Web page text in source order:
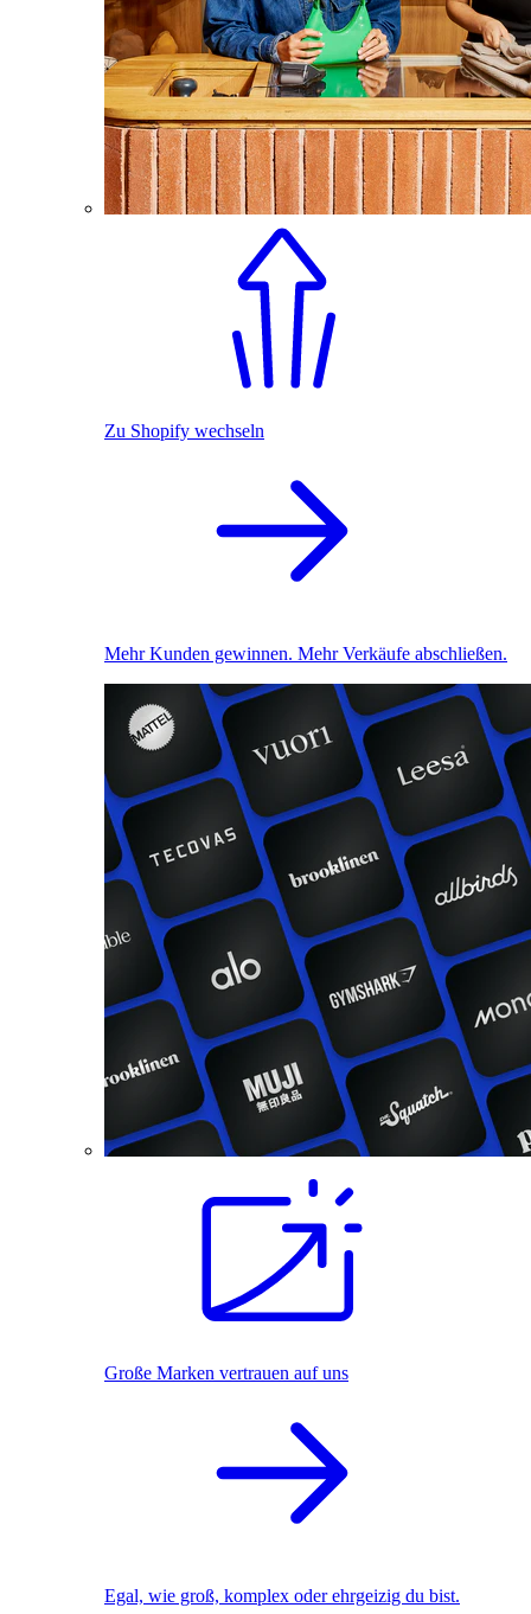
Zu Shopify wechseln
Mehr Kunden gewinnen. Mehr Verkäufe abschließen.
Große Marken vertrauen auf uns
Egal, wie groß, komplex oder ehrgeizig du bist.